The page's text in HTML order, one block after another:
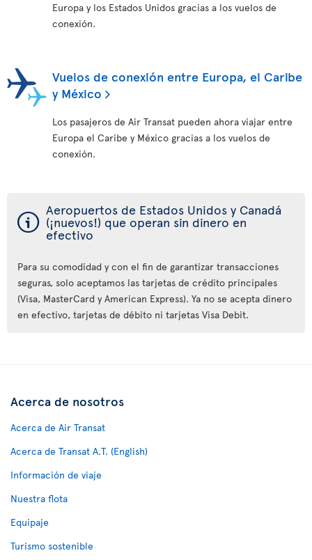
Europa y los Estados Unidos gracias a los vuelos de
conexión.
Vuelos de conexión entre Europa, el Caribe
y México
Los pasajeros de Air Transat pueden ahora viajar entre
Europa el Caribe y México gracias a los vuelos de
conexión.
ý Aeropuertos de Estados Unidos y Canadá
(¡nuevos!) que operan sin dinero en
efectivo
Para su comodidad y con el fin de garantizar transacciones
seguras, solo aceptamos las tarjetas de crédito principales
(Visa, MasterCard y American Express). Ya no se acepta dinero
en efectivo, tarjetas de débito ni tarjetas Visa Debit.
Acerca de nosotros
Acerca de Air Transat
Acerca de Transat A.T. (English)
Información de viaje
Nuestra flota
Equipaje
Turismo sostenible